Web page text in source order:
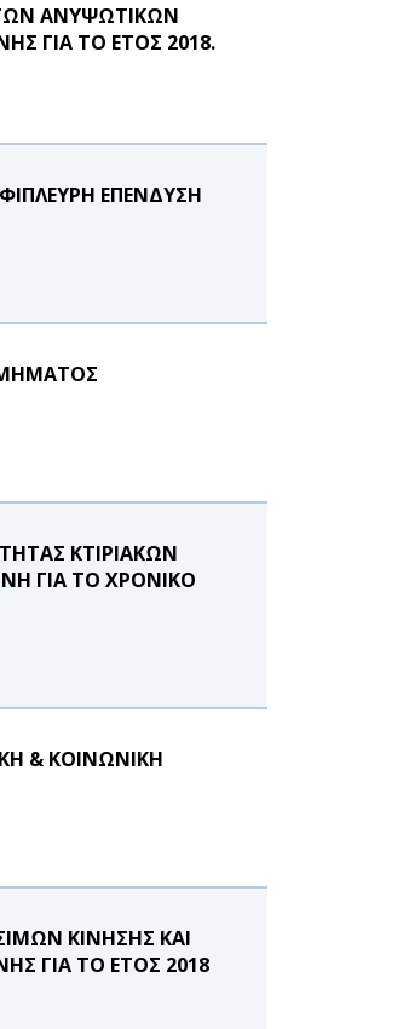
ΑΝΥΨΩΤΙΚΩΝ
ΓΙΑ ΤΟ ΕΤΟΣ 2018.
ΕΠΕΝΔΥΣΗ
ΚΤΙΡΙΑΚΩΝ
ΓΙΑ ΤΟ ΧΡΟΝΙΚΟ
& ΚΟΙΝΩΝΙΚΗ
ΚΙΝΗΣΗΣ ΚΑΙ
ΓΙΑ ΤΟ ΕΤΟΣ 2018